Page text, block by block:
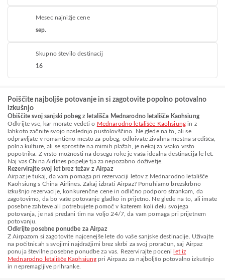
Mesec najnižje cene
sep.
Skupno število destinacij
16
Poiščite najboljše potovanje in si zagotovite popolno potovalno
izkušnjo
Obiščite svoj sanjski pobeg z letališča Mednarodno letališče Kaohsiung
Odkrijte vse, kar morate vedeti o Mednarodno letališče Kaohsiungin z
lahkoto začnite svojo naslednjo pustolovščino. Ne glede na to, ali se
odpravljate v romantično mesto za pobeg, odkrivate živahna mestna središča,
polna kulture, ali se sprostite na mirnih plažah, je nekaj za vsako vrsto
popotnika. Z vrsto možnosti na dosegu roke je vaša idealna destinacija le let.
Naj vas China Airlines popelje tja za nepozabno doživetje.
Rezervirajte svoj let brez težav z Airpaz
Airpaz je tukaj, da vam pomaga pri rezervaciji letov z Mednarodno letališče
Kaohsiung s China Airlines. Zakaj izbrati Airpaz? Ponuhiamo brezskrbno
izkušnjo rezervacije, konkurenčne cene in odlično podporo strankam, da
zagotovimo, da bo vaše potovanje gladko in prijetno. Ne glede na to, ali imate
posebne zahteve ali potrebujete pomoč v katerem koli delu svojega
potovanja, je naš predani tim na voljo 24/7, da vam pomaga pri prijetnem
potovanju.
Odkrijte posebne ponudbe za Airpaz
Z Airpazom si zagotovite najcenejše lete do vaše sanjske destinacije. Uživajte
na počitnicah s svojimi najdražjimi brez skrbi za svoj proračun, saj Airpaz
ponuja številne posebne ponudbe za vas. Rezervirajte poceni
let iz
Mednarodno letališče Kaohsiung pri Airpazu za najboljšo potovalno izkušnjo
in nepremagljive prihranke.